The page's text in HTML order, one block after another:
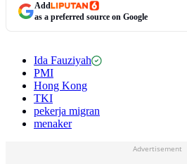
Add
as a preferred source on Google
Ida Fauziyah
PMI
Hong Kong
TKI
pekerja migran
menaker
Advertisement